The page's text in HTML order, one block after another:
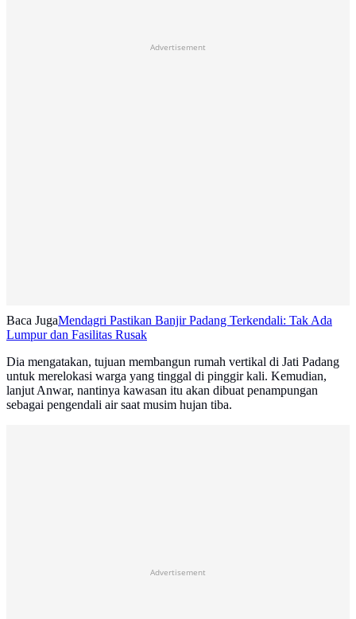
Advertisement
Baca JugaMendagri Pastikan Banjir Padang Terkendali: Tak Ada
Lumpur dan Fasilitas Rusak
Dia mengatakan, tujuan membangun rumah vertikal di Jati Padang
untuk merelokasi warga yang tinggal di pinggir kali. Kemudian,
lanjut Anwar, nantinya kawasan itu akan dibuat penampungan
sebagai pengendali air saat musim hujan tiba.
Advertisement